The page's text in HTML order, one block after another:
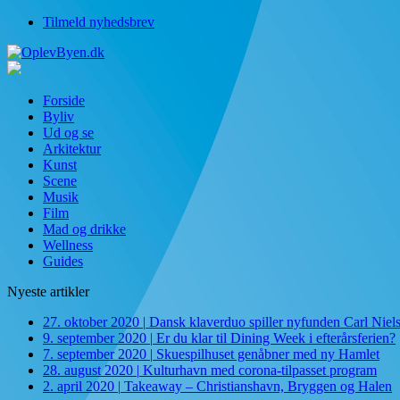
Tilmeld nyhedsbrev
Forside
Byliv
Ud og se
Arkitektur
Kunst
Scene
Musik
Film
Mad og drikke
Wellness
Guides
Nyeste artikler
27. oktober 2020 | Dansk klaverduo spiller nyfunden Carl
9. september 2020 | Er du klar til Dining Week i efterårsferien?
7. september 2020 | Skuespilhuset genåbner med ny Hamlet
28. august 2020 | Kulturhavn med corona-tilpasset program
2. april 2020 | Takeaway – Christianshavn, Bryggen og Halen